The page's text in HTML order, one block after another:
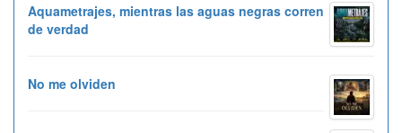
Aquametrajes, mientras las aguas negras corren
de verdad
No me olviden